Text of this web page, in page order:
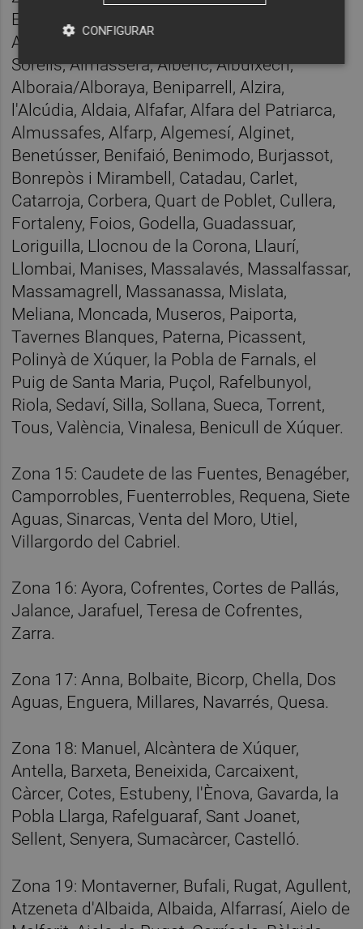
Emperador, Benimuslem, Alaquàs, Alcàsser,
Albal, Albalat de la Ribera, Albalat dels
Sorells, Almàssera, Alberic, Albuixech,
Alboraia/Alboraya, Beniparrell, Alzira,
l'Alcúdia, Aldaia, Alfafar, Alfara del Patriarca,
Almussafes, Alfarp, Algemesí, Alginet,
Benetússer, Benifaió, Benimodo, Burjassot,
Bonrepòs i Mirambell, Catadau, Carlet,
Catarroja, Corbera, Quart de Poblet, Cullera,
Fortaleny, Foios, Godella, Guadassuar,
Loriguilla, Llocnou de la Corona, Llaurí,
Llombai, Manises, Massalavés, Massalfassar,
Massamagrell, Massanassa, Mislata,
Meliana, Moncada, Museros, Paiporta,
Tavernes Blanques, Paterna, Picassent,
Polinyà de Xúquer, la Pobla de Farnals, el
Puig de Santa Maria, Puçol, Rafelbunyol,
Riola, Sedaví, Silla, Sollana, Sueca, Torrent,
Tous, València, Vinalesa, Benicull de Xúquer.
Zona 15: Caudete de las Fuentes, Benagéber,
Camporrobles, Fuenterrobles, Requena, Siete
Aguas, Sinarcas, Venta del Moro, Utiel,
Villargordo del Cabriel.
Zona 16: Ayora, Cofrentes, Cortes de Pallás,
Jalance, Jarafuel, Teresa de Cofrentes,
Zarra.
Zona 17: Anna, Bolbaite, Bicorp, Chella, Dos
Aguas, Enguera, Millares, Navarrés, Quesa.
Zona 18: Manuel, Alcàntera de Xúquer,
Antella, Barxeta, Beneixida, Carcaixent,
Càrcer, Cotes, Estubeny, l'Ènova, Gavarda, la
Pobla Llarga, Rafelguaraf, Sant Joanet,
Sellent, Senyera, Sumacàrcer, Castelló.
Zona 19: Montaverner, Bufali, Rugat, Agullent,
Atzeneta d'Albaida, Albaida, Alfarrasí, Aielo de
CONFIGURAR